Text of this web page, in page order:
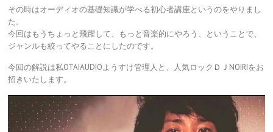
その時はオーディオの基礎知識が学べる初心者講座というのをやりまし
た。
今回はもうちょっと飛躍して、もっと音楽的にやろう、ということで、
ジャンルも絞ってやることにしたのです。
今回の解説は私OTAIAUDIOようすけ管理人と、人気ロックＤＪNOIRIをお
招きいたします。